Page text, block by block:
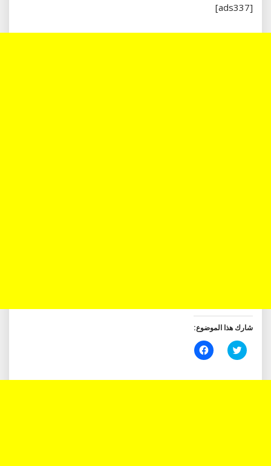
[ads337]
شارك هذا الموضوع:
اضغط
للمشاركة
(فتح
انقر
للمشاركة
(فتح